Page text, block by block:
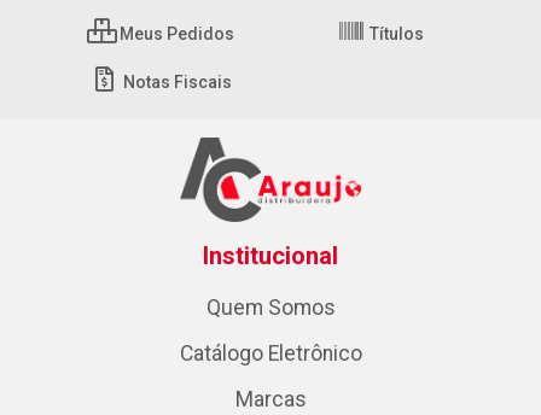
Meus Pedidos Títulos
Notas Fiscais
Institucional
Quem Somos
Catálogo Eletrônico
Marcas